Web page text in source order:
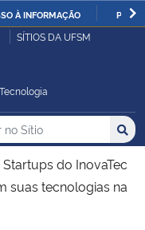
À INFORMAÇÃO
SÍTIOS DA UFSM
no no Sítio
Startups do InovaTec
suas tecnologias na